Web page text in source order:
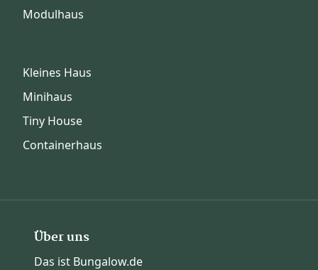
Modulhaus
Kleines Haus
Minihaus
Tiny House
Containerhaus
Über uns
Das ist Bungalow.de